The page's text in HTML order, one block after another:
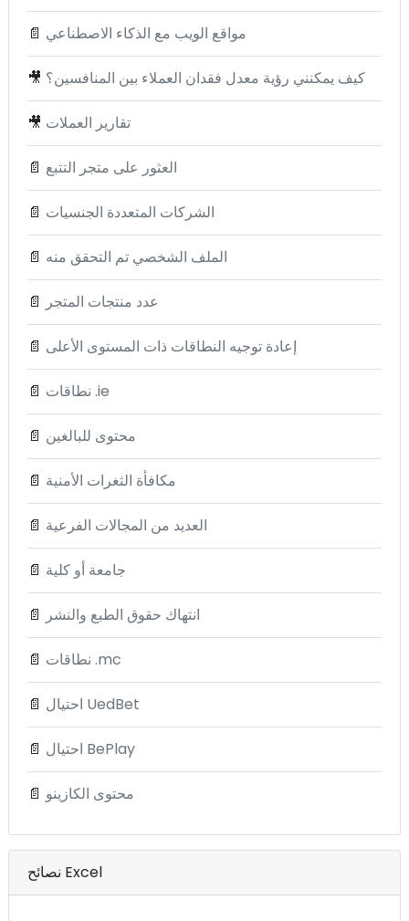
📄 مواقع الويب مع الذكاء الاصطناعي
🎥 كيف يمكنني رؤية معدل فقدان العملاء بين المنافسين؟
🎥 تقارير العملات
📄 العثور على متجر التتبع
📄 الشركات المتعددة الجنسيات
📄 الملف الشخصي تم التحقق منه
📄 عدد منتجات المتجر
📄 إعادة توجيه النطاقات ذات المستوى الأعلى
📄 نطاقات .ie
📄 محتوى للبالغين
📄 مكافأة الثغرات الأمنية
📄 العديد من المجالات الفرعية
📄 جامعة أو كلية
📄 انتهاك حقوق الطبع والنشر
📄 نطاقات .mc
📄 احتيال UedBet
📄 احتيال BePlay
📄 محتوى الكازينو
نصائح Excel